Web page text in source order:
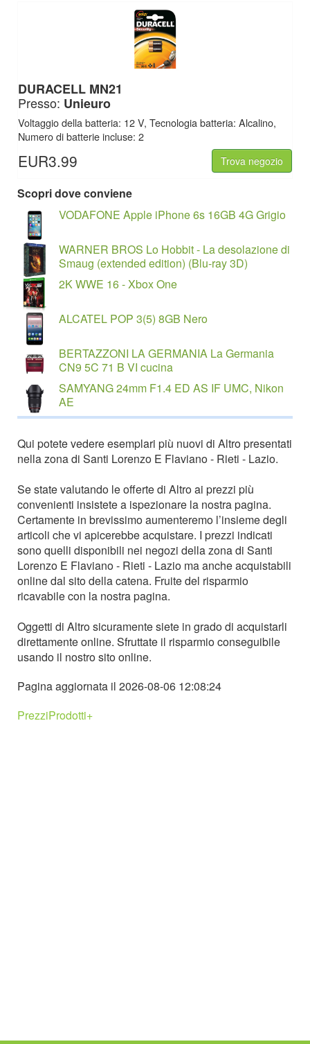
DURACELL MN21
Presso: Unieuro
Voltaggio della batteria: 12 V, Tecnologia batteria: Alcalino,
Numero di batterie incluse: 2
EUR3.99 Trova negozio
Scopri dove conviene
VODAFONE Apple iPhone 6s 16GB 4G Grigio
WARNER BROS Lo Hobbit - La desolazione di
Smaug (extended edition) (Blu-ray 3D)
2K WWE 16 - Xbox One
ALCATEL POP 3(5) 8GB Nero
BERTAZZONI LA GERMANIA La Germania
CN9 5C 71 B VI cucina
SAMYANG 24mm F1.4 ED AS IF UMC, Nikon
AE
Qui potete vedere esemplari più nuovi di Altro presentati
nella zona di Santi Lorenzo E Flaviano - Rieti - Lazio.
Se state valutando le offerte di Altro ai prezzi più
convenienti insistete a ispezionare la nostra pagina.
Certamente in brevissimo aumenteremo l’insieme degli
articoli che vi apicerebbe acquistare. I prezzi indicati
sono quelli disponibili nei negozi della zona di Santi
Lorenzo E Flaviano - Rieti - Lazio ma anche acquistabili
online dal sito della catena. Fruite del risparmio
ricavabile con la nostra pagina.
Oggetti di Altro sicuramente siete in grado di acquistarli
direttamente online. Sfruttate il risparmio conseguibile
usando il nostro sito online.
Pagina aggiornata il 2026-08-06 12:08:24
PrezziProdotti+